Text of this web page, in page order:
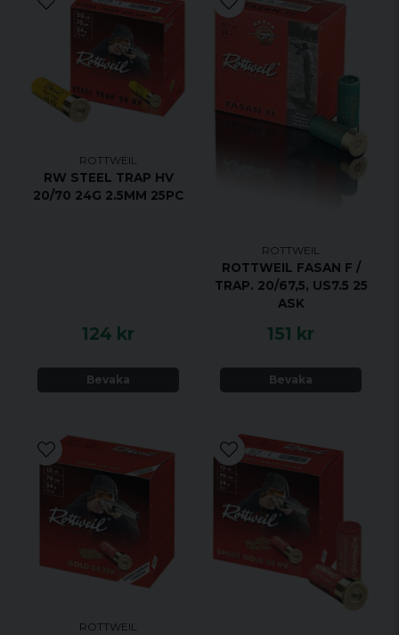
ROTTWEIL
RW STEEL TRAP HV
20/70 24G 2.5MM 25PC
124 kr
Bevaka
ROTTWEIL
ROTTWEIL FASAN F /
TRAP. 20/67,5, US7.5 25
ASK
151 kr
Bevaka
ROTTWEIL